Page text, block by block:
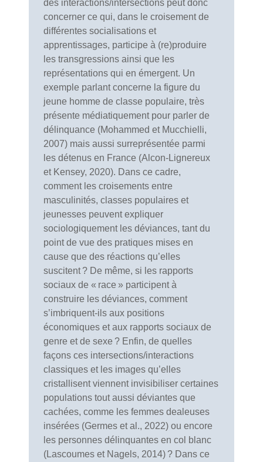
des interactions/intersections peut donc
concerner ce qui, dans le croisement de
différentes socialisations et
apprentissages, participe à (re)produire
les transgressions ainsi que les
représentations qui en émergent. Un
exemple parlant concerne la figure du
jeune homme de classe populaire, très
présente médiatiquement pour parler de
délinquance (Mohammed et Mucchielli,
2007) mais aussi surreprésentée parmi
les détenus en France (Alcon-Lignereux
et Kensey, 2020). Dans ce cadre,
comment les croisements entre
masculinités, classes populaires et
jeunesses peuvent expliquer
sociologiquement les déviances, tant du
point de vue des pratiques mises en
cause que des réactions qu’elles
suscitent ? De même, si les rapports
sociaux de « race » participent à
construire les déviances, comment
s’imbriquent-ils aux positions
économiques et aux rapports sociaux de
genre et de sexe ? Enfin, de quelles
façons ces intersections/interactions
classiques et les images qu’elles
cristallisent viennent invisibiliser certaines
populations tout aussi déviantes que
cachées, comme les femmes dealeuses
insérées (Germes et al., 2022) ou encore
les personnes délinquantes en col blanc
(Lascoumes et Nagels, 2014) ? Dans ce